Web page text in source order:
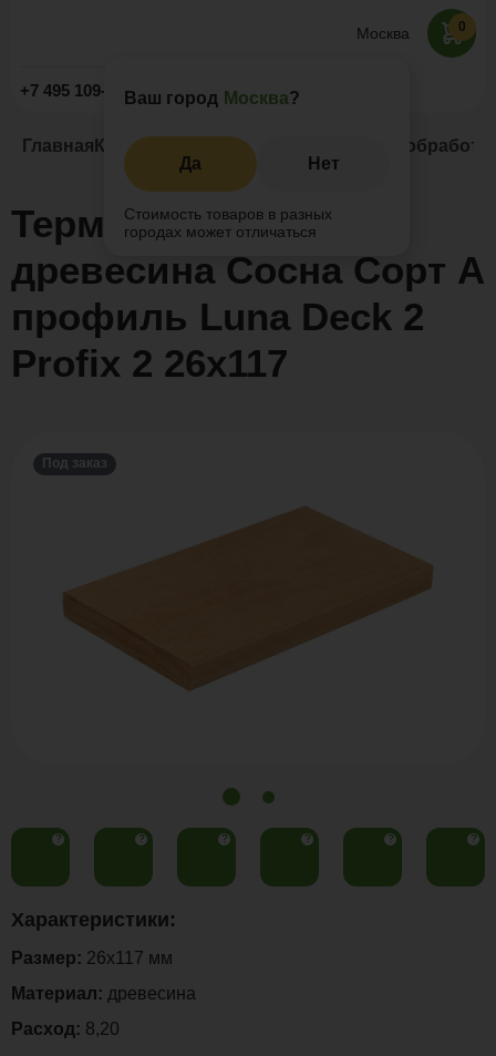
Москва
Ваш город Москва?
Да Нет
Стоимость товаров в разных
городах может отличаться
+7 495 109-52-09 Заказать звонок
0
Главная Каталог Натуральное дерево
Термообработанная
древесина Сосна Сорт А
профиль Luna Deck 2
Profix 2 26x117
Под заказ
? ? ? ? ? ?
Характеристики:
Размер: 26x117 мм
Материал: древесина
Расход: 8,20